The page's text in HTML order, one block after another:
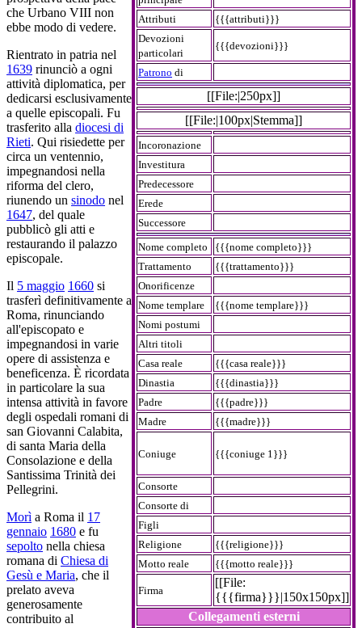
Attributi
{{{attributi}}}
Devozioni
particolari
{{{devozioni}}}
Patrono di
[[File:|250px]]
[[File:|100px|Stemma]]
Incoronazione
Investitura
Predecessore
Erede
Successore
Nome completo
{{{nome completo}}}
Trattamento
{{{trattamento}}}
Onorificenze
Nome templare
{{{nome templare}}}
Nomi postumi
Altri titoli
Casa reale
{{{casa reale}}}
Dinastia
{{{dinastia}}}
Padre
{{{padre}}}
Madre
{{{madre}}}
Coniuge {{{coniuge 1}}}
Consorte
Consorte di
Figli
Religione
{{{religione}}}
Motto reale
{{{motto reale}}}
Firma
[[File:
{{{firma}}}|150x150px]]
Collegamenti esterni
che Urbano VIII non
ebbe modo di vedere.
Rientrato in patria nel
1639 rinunciò a ogni
attività diplomatica, per
dedicarsi esclusivamente
a quelle episcopali. Fu
trasferito alla diocesi di
Rieti. Qui risiedette per
circa un ventennio,
impegnandosi nella
riforma del clero,
riunendo un sinodo nel
1647, del quale
pubblicò gli atti e
restaurando il palazzo
episcopale.
Il 5 maggio 1660 si
trasferì definitivamente a
Roma, rinunciando
all'episcopato e
impegnandosi in varie
opere di assistenza e
beneficenza. È ricordata
in particolare la sua
intensa attività in favore
degli ospedali romani di
san Giovanni Calabita,
di santa Maria della
Consolazione e della
Santissima Trinità dei
Pellegrini.
Morì a Roma il 17
gennaio 1680 e fu
sepolto nella chiesa
romana di Chiesa di
Gesù e Maria, che il
prelato aveva
generosamente
contribuito al